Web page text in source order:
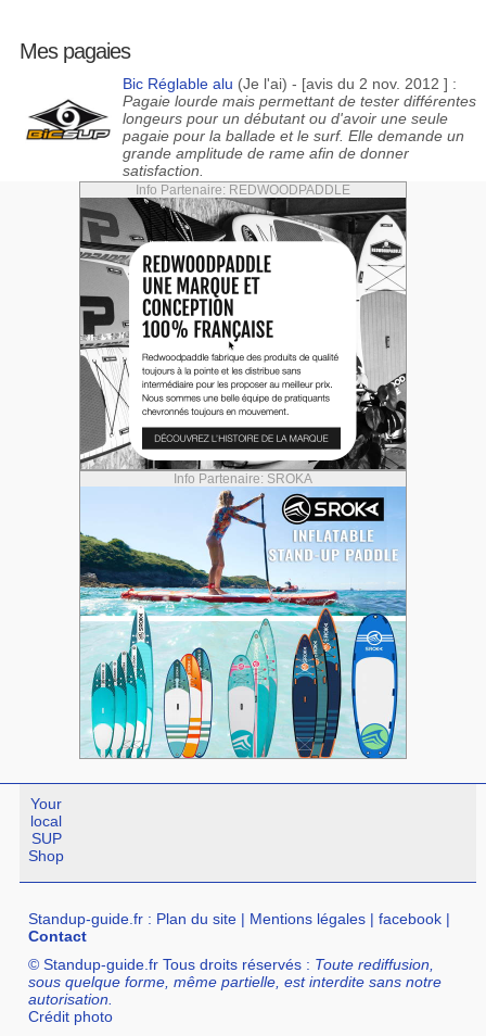
Mes pagaies
Bic Réglable alu (Je l'ai) - [avis du 2 nov. 2012 ] :
Pagaie lourde mais permettant de tester différentes
longeurs pour un débutant ou d'avoir une seule
pagaie pour la ballade et le surf. Elle demande un
grande amplitude de rame afin de donner
satisfaction.
Info Partenaire: REDWOODPADDLE
Info Partenaire: SROKA
Your
local
SUP
Shop
Standup-guide.fr : Plan du site | Mentions légales |facebook |
Contact
© Standup-guide.fr Tous droits réservés : Toute rediffusion,
sous quelque forme, même partielle, est interdite sans notre
autorisation.
Crédit photo